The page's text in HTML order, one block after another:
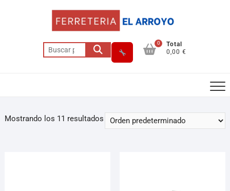
0
Total
0,00 €
Mostrando los 11 resultados